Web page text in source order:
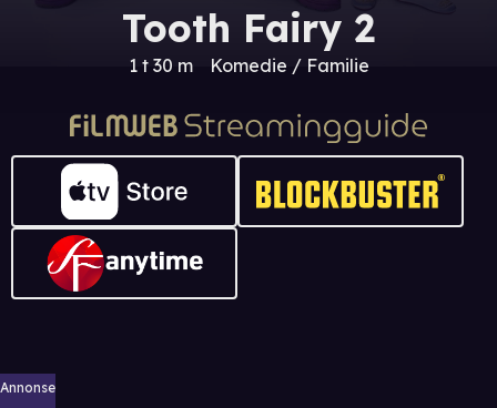
Tooth Fairy 2
1 t 30 m Komedie / Familie
Annonse